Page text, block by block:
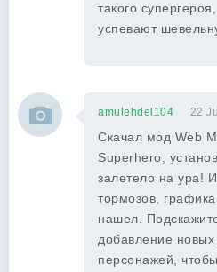
такого
успевают
amulehdel104 22
Скачал мод Web
Superhero,
залетело на ура!
тормозов,
нашел.
добавление
персонажей,